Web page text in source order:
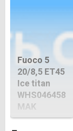
Fuoco 5
20/8,5 ET45
Ice titan
WHS046458
MAK